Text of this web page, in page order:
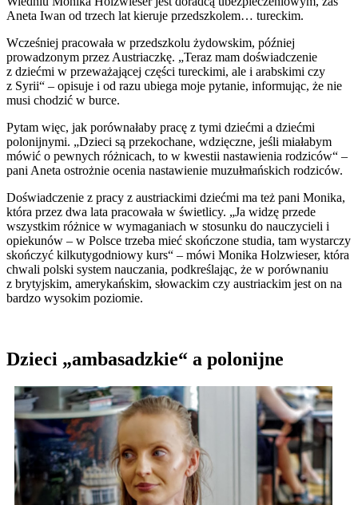
Aneta Iwan od trzech lat kieruje przedszkolem… tureckim.
Wcześniej pracowała w przedszkolu żydowskim, później
prowadzonym przez Austriaczkę. „Teraz mam doświadczenie
z dziećmi w przeważającej części tureckimi, ale i arabskimi czy
z Syrii“ – opisuje i od razu ubiega moje pytanie, informując, że nie
musi chodzić w burce.
Pytam więc, jak porównałaby pracę z tymi dziećmi a dziećmi
polonijnymi. „Dzieci są przekochane, wdzięczne, jeśli miałabym
mówić o pewnych różnicach, to w kwestii nastawienia rodziców“ –
pani Aneta ostrożnie ocenia nastawienie muzułmańskich rodziców.
Doświadczenie z pracy z austriackimi dziećmi ma też pani Monika,
która przez dwa lata pracowała w świetlicy. „Ja widzę przede
wszystkim różnice w wymaganiach w stosunku do nauczycieli i
opiekunów – w Polsce trzeba mieć skończone studia, tam wystarczy
skończyć kilkutygodniowy kurs“ – mówi Monika Holzwieser, która
chwali polski system nauczania, podkreślając, że w porównaniu
z brytyjskim, amerykańskim, słowackim czy austriackim jest on na
bardzo wysokim poziomie.
Dzieci „ambasadzkie“ a polonijne